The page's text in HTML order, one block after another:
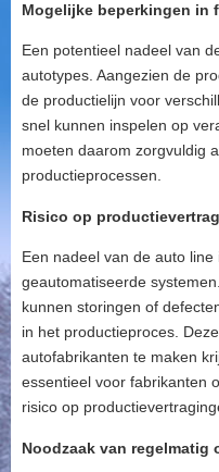
Mogelijke beperkingen in
Een potentieel nadeel van
autotypes. Aangezien de
de productielijn voor
snel kunnen inspelen op
moeten daarom zorgvuldig
productieprocessen.
Risico op
Een nadeel van de auto
geautomatiseerde
kunnen storingen of
in het productieproces.
autofabrikanten te maken
essentieel voor fabrikanten
risico op
Noodzaak van